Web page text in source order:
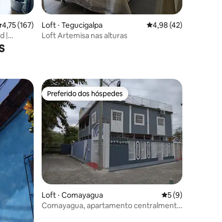
de uma avaliação média de 5, 167 avaliações
4,75 (167)
|
Loft ⋅ Tegucigalpa 4,98 de uma
4,98 (42)
Loft Artemisa nas alturas
Preferido dos hóspedes
Preferido dos hóspedes
Loft ⋅ Comayagua 5 de uma
5 (9)
Comayagua, apartamento centralmente